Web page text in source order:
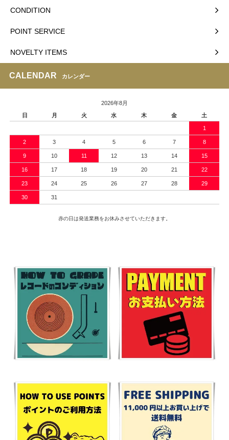
CONDITION
POINT SERVICE
NOVELTY ITEMS
CALENDAR カレンダー
2026年8月
日
月 火 水 木 金 土
1
2 3 4 5 6 7 8
9 10 11 12 13 14 15
16 17 18 19 20 21 22
23 24 25 26 27 28 29
30 31
赤の日は発送業務をお休みさせていただきます。